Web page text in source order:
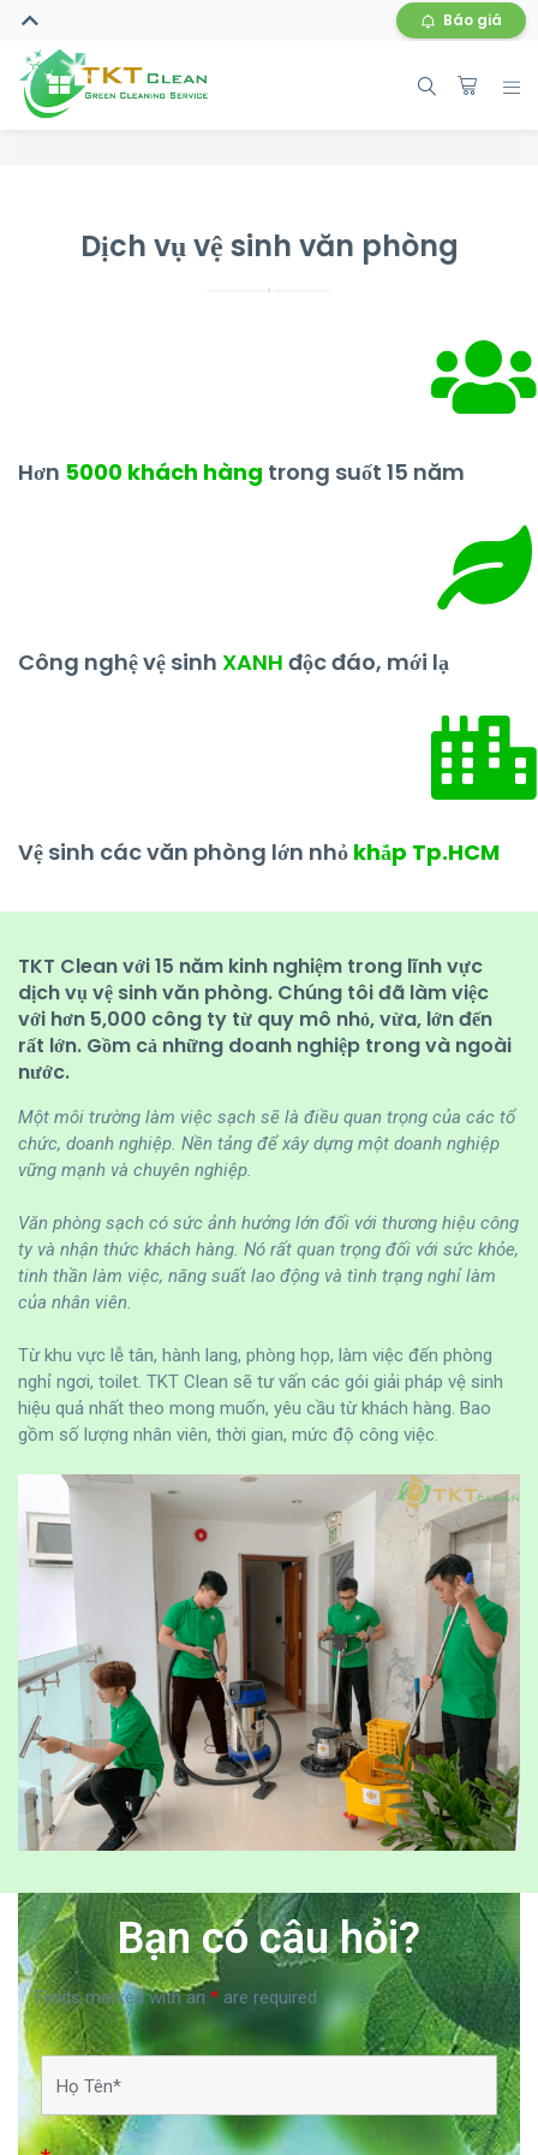
Báo giá
Dịch vụ vệ sinh văn phòng
Hơn 5000 khách hàng trong suốt 15 năm
Công nghệ vệ sinh XANH độc đáo, mới lạ
Vệ sinh các văn phòng lớn nhỏ khắp Tp.HCM
TKT Clean với 15 năm kinh nghiệm trong lĩnh vực
dịch vụ vệ sinh văn phòng. Chúng tôi đã làm việc
với hơn 5,000 công ty từ quy mô nhỏ, vừa, lớn đến
rất lớn. Gồm cả những doanh nghiệp trong và ngoài
nước.
Một môi trường làm việc sạch sẽ là điều quan trọng của các tổ
chức, doanh nghiệp. Nền tảng để xây dựng một doanh nghiệp
vững mạnh và chuyên nghiệp.
Văn phòng sạch có sức ảnh hưởng lớn đối với thương hiệu công
ty và nhận thức khách hàng. Nó rất quan trọng đối với sức khỏe,
tinh thần làm việc, năng suất lao động và tình trạng nghỉ làm
của nhân viên.
Từ khu vực lễ tân, hành lang, phòng họp, làm việc đến phòng
nghỉ ngơi, toilet. TKT Clean sẽ tư vấn các gói giải pháp vệ sinh
hiệu quả nhất theo mong muốn, yêu cầu từ khách hàng. Bao
gồm số lượng nhân viên, thời gian, mức độ công việc.
Bạn có câu hỏi?
Fields marked with an * are required